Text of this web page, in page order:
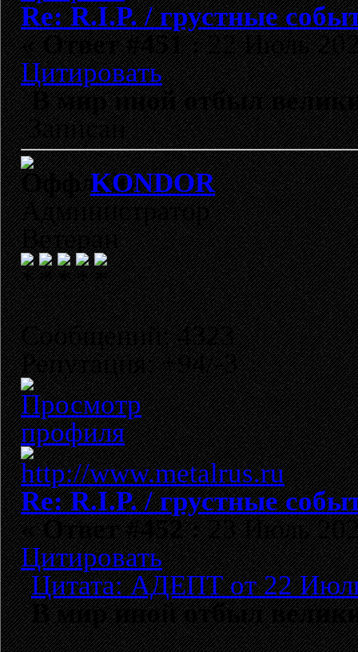
Re: R.I.P. / грустные
«Ответ #451 :22 Июль
Цитировать
В мир иной отбыл
Записан
KONDOR
Администратор
Ветеран
Сообщений: 4323
Репутация: +94/-3
Re: R.I.P. / грустные
«Ответ #452 :23 Июль
Цитировать
Цитата: АДЕПТ от 22
В мир иной отбыл